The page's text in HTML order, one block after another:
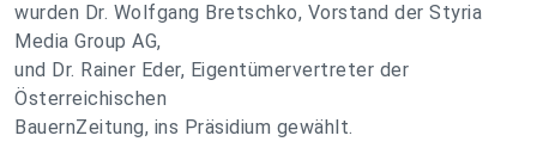
wurden Dr. Wolfgang Bretschko, Vorstand der Styria
Media Group AG,
und Dr. Rainer Eder, Eigentümervertreter der
Österreichischen
BauernZeitung, ins Präsidium gewählt.